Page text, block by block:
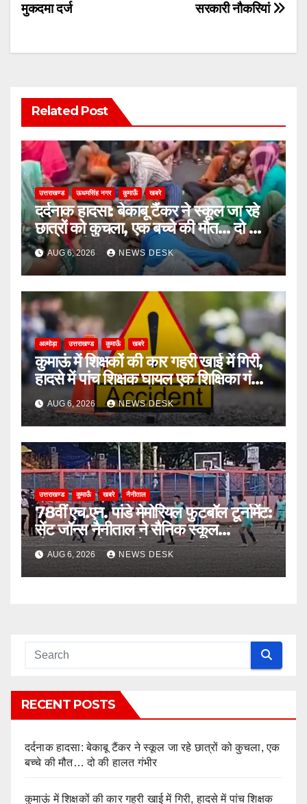
सरकारी नौकरियां
मुकदमा दर्ज
Related Post
उत्तराखण्ड ऊधमसिंह नगर कुमाऊँ खबरे
दर्दनाक हादसा: बेकाबू टैंकर ने स्कूल जा रहे
छात्रों को कुचला, एक बच्चे की मौत… दो की
हालत गंभीर
AUG 6, 2026 NEWS DESK
अल्मोड़ा उत्तराखण्ड कुमाऊँ खबरे
कुमाऊं में शिक्षकों की कार गहरी खाई में गिरी,
हादसे में पांच शिक्षक घायल एक शिक्षिका गंभीर
घायल
AUG 6, 2026 NEWS DESK
उत्तराखण्ड कुमाऊँ खबरे नैनीताल
78वीं एच.एन. पांडे मेमोरियल फुटबॉल टूर्नामेंट:
सेंट जॉन्स नैनीताल ने सैनिक स्कूल
घोड़ाखाल को 1-0 से हराया
AUG 6, 2026 NEWS DESK
RECENT POSTS
दर्दनाक हादसा: बेकाबू टैंकर ने स्कूल जा रहे छात्रों को कुचला, एक
बच्चे की मौत… दो की हालत गंभीर
कुमाऊं में शिक्षकों की कार गहरी खाई में गिरी, हादसे में पांच शिक्षक